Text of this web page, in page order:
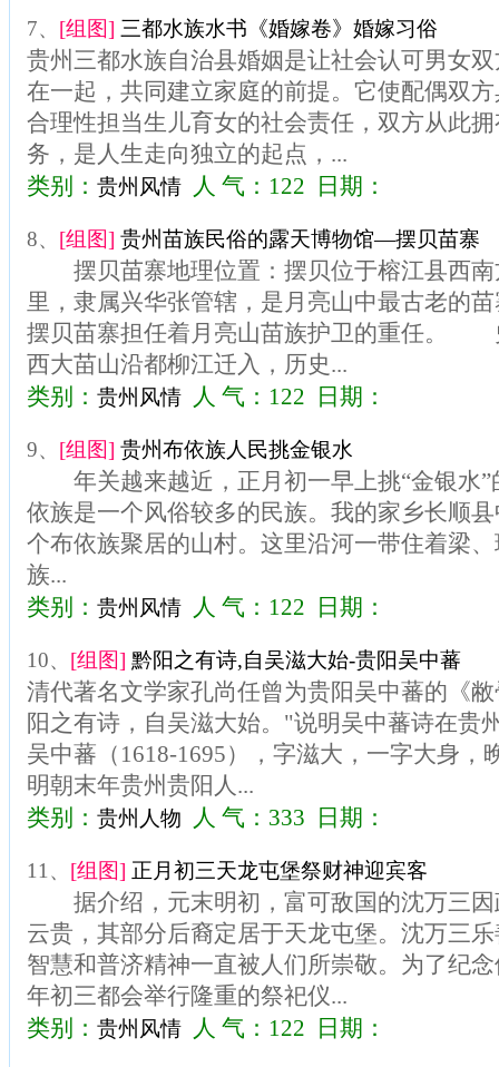
7、 [组图] 三都水族水书《婚嫁卷》婚嫁习俗
贵州三都水族自治县婚姻是让社会认可男女
在一起，共同建立家庭的前提。它使配偶双
合理性担当生儿育女的社会责任，双方从此
务，是人生走向独立的起点，...
类别： 贵州风情 人 气：122 日期：
8、 [组图] 贵州苗族民俗的露天博物馆—摆贝苗寨
摆贝苗寨地理位置：摆贝位于榕江县西南
里，隶属兴华张管辖，是月亮山中最古老的
摆贝苗寨担任着月亮山苗族护卫的重任。
西大苗山沿都柳江迁入，历史...
类别： 贵州风情 人 气：122 日期：
9、 [组图] 贵州布依族人民挑金银水
年关越来越近，正月初一早上挑“金银
依族是一个风俗较多的民族。我的家乡长顺
个布依族聚居的山村。这里沿河一带住着梁
族...
类别： 贵州风情 人 气：122 日期：
10、 [组图] 黔阳之有诗,自吴滋大始-贵阳吴中蕃
清代著名文学家孔尚任曾为贵阳吴中蕃的《
阳之有诗，自吴滋大始。"说明吴中蕃诗在贵
吴中蕃（1618-1695），字滋大，一字大身，
明朝末年贵州贵阳人...
类别： 贵州人物 人 气：333 日期：
11、 [组图] 正月初三天龙屯堡祭财神迎宾客
据介绍，元末明初，富可敌国的沈万三因
云贵，其部分后裔定居于天龙屯堡。沈万三
智慧和普济精神一直被人们所崇敬。为了纪
年初三都会举行隆重的祭祀仪...
类别： 贵州风情 人 气：122 日期：